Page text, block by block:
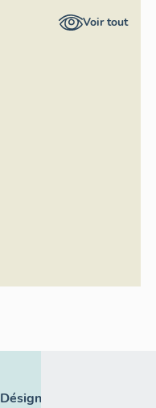
Alpes,
LyonVoir tout
Désignation